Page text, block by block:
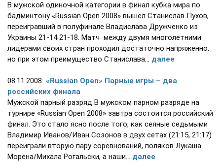
В мужской одиночной категории в финал кубка мира по
бадминтону «Russian Open 2008» вышел Станислав Пухов,
переигравший в полуфинале Владислава Дружченко из
Украины 21-14 21-18. Матч между двумя многолетними
лидерами своих стран проходил достаточно напряженно,
но при этом преимущество Станислава... далее
08.11.2008 «Russian Open» Парные игры – два
российских финала
Мужской парный разряд В мужском парном разряде на
турнире «Russian Open 2008» завтра состоится российский
финал. Это стало ясно после того, как сеяные седьмыми
Владимир Иванов/Иван Созонов в двух сетах (21:15, 21:17)
переиграли вторую пару соревнований, поляков Лукаша
Морена/Михала Рогальски, а наши... далее